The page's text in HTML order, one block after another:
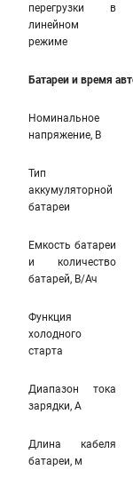
перегрузки в
линейном
режиме
Батареи и время
Номинальное
напряжение, В
Тип
аккумуляторной
батареи
Емкость батареи
и количество
батарей, В/Ач
Функция
холодного
старта
Диапазон тока
зарядки, А
Длина кабеля
батареи, м